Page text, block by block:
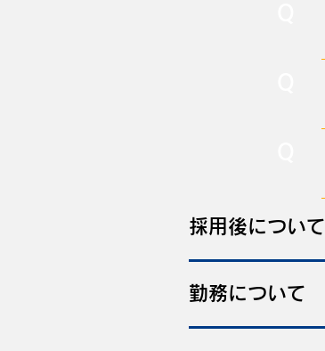
採用後について
勤務について